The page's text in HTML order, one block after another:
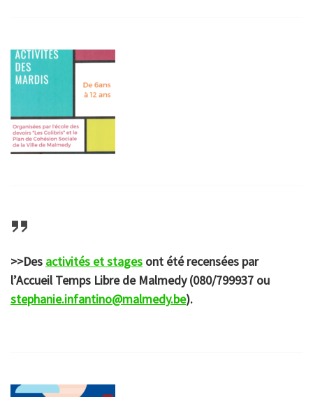
>>Des activités et stages ont été recensées par
l’Accueil Temps Libre de Malmedy (080/799937 ou
stephanie.infantino@malmedy.be).